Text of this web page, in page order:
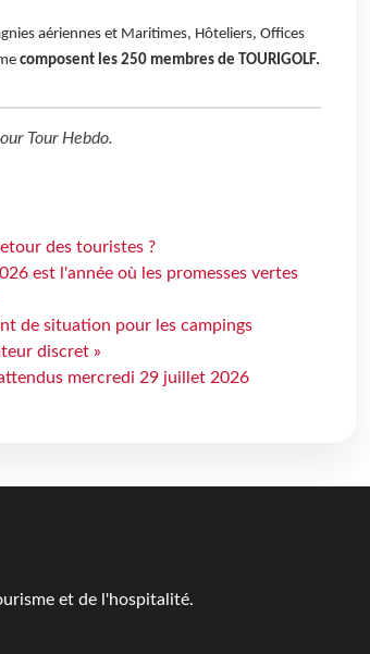
aériennes et Maritimes, Hôteliers, Offices
composent les 250 membres de TOURIGOLF.
Tour Hebdo.
des touristes ?
est l'année où les promesses vertes
de situation pour les campings
discret »
mercredi 29 juillet 2026
et de l'hospitalité.